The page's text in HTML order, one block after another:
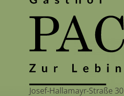
Josef-Hallamayr-Straße 30